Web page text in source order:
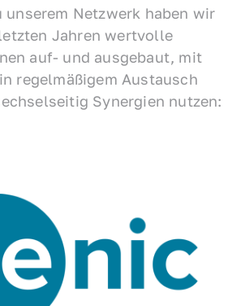
unserem Netzwerk haben wir
Jahren wertvolle
auf- und ausgebaut, mit
regelmäßigem Austausch
Synergien nutzen: